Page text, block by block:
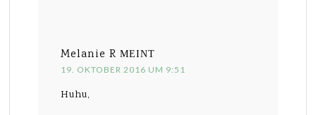
Melanie R MEINT
19. OKTOBER 2016 UM 9:51
Huhu,